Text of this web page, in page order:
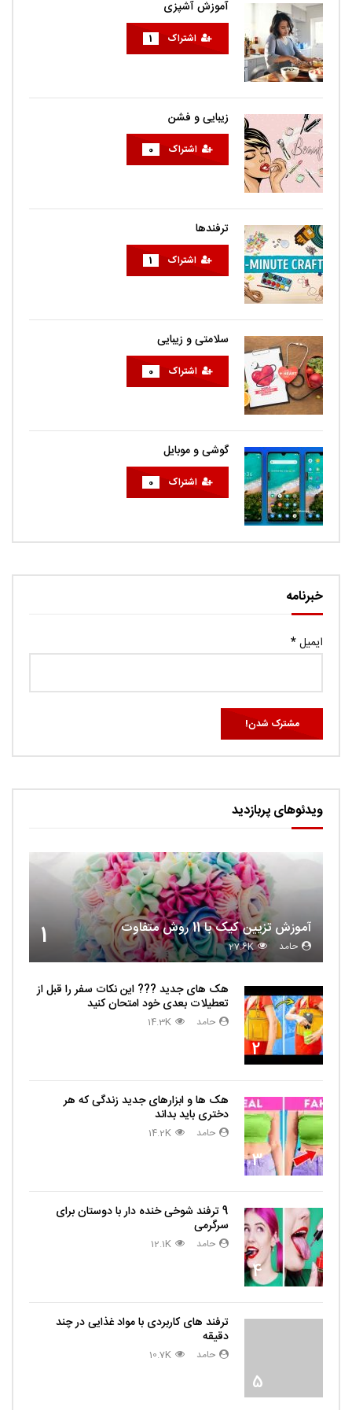
آموزش آشپزی
اشتراک 1
زیبایی و فشن
اشتراک 0
ترفندها
اشتراک 1
سلامتی و زیبایی
اشتراک 0
گوشی و موبایل
اشتراک 0
خبرنامه
ایمیل*
ویدئوهای پربازدید
1 آموزش تزیین کیک با 11 روش متفاوت
حامد 27.6K
2
هک های جدید ??️? این نکات سفر را قبل از
تعطیلات بعدی خود امتحان کنید
حامد 14.3K
3
هک ها و ابزارهای جدید زندگی که هر
دختری باید بداند
حامد 14.2K
4
9 ترفند شوخی خنده دار با دوستان برای
سرگرمی
حامد 12.1K
5
ترفند های کاربردی با مواد غذایی در چند
دقیقه
حامد 10.7K